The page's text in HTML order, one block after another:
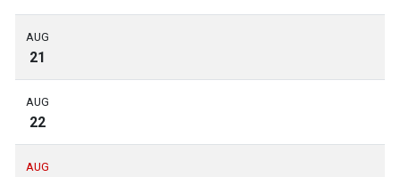
AUG
21
AUG
22
AUG